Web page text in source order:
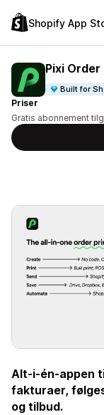
Shopify App
Pixi Order
Built for
Priser
Gratis abonnement
Alt-i-én-appen
fakturaer,
og tilbud.